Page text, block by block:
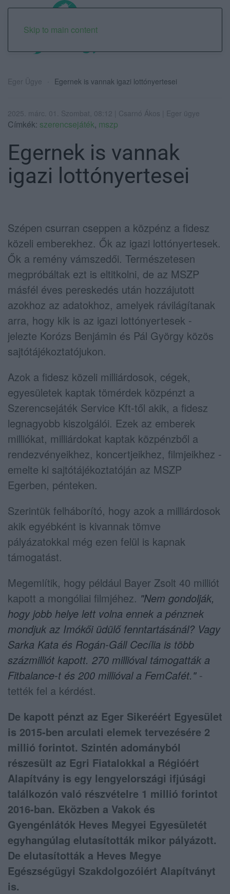
Skip to main content
Eger Ügye Egernek is vannak igazi lottónyertesei
2025. márc. 01. Szombat, 08:12 | Csarnó Ákos | Eger ügye
Címkék: szerencsejáték, mszp
Egernek is vannak
igazi lottónyertesei
Szépen csurran cseppen a közpénz a fidesz
közeli emberekhez. Ők az igazi lottónyertesek.
Ők a remény vámszedői. Természetesen
megpróbáltak ezt is eltitkolni, de az MSZP
másfél éves pereskedés után hozzájutott
azokhoz az adatokhoz, amelyek rávilágítanak
arra, hogy kik is az igazi lottónyertesek -
jelezte Korózs Benjámin és Pál György közös
sajtótájékoztatójukon.
Azok a fidesz közeli milliárdosok, cégek,
egyesületek kaptak tömérdek közpénzt a
Szerencsejáték Service Kft-től akik, a fidesz
legnagyobb kiszolgálói. Ezek az emberek
milliókat, milliárdokat kaptak közpénzből a
rendezvényeikhez, koncertjeikhez, filmjeikhez -
emelte ki sajtótájékoztatóján az MSZP
Egerben, pénteken.
Szerintük felháborító, hogy azok a milliárdosok
akik egyébként is kivannak tömve
pályázatokkal még ezen felül is kapnak
támogatást.
Megemlítik, hogy például Bayer Zsolt 40 milliót
kapott a mongóliai filmjéhez. "Nem gondolják,
hogy jobb helye lett volna ennek a pénznek
mondjuk az Imókői üdülő fenntartásánál? Vagy
Sarka Kata és Rogán-Gáll Cecília is több
százmilliót kapott. 270 millióval támogatták a
Fitbalance-t és 200 millióval a FemCafét."-
tették fel a kérdést.
De kapott pénzt az Eger Sikeréért Egyesület
is 2015-ben arculati elemek tervezésére 2
millió forintot. Szintén adományból
részesült az Egri Fiatalokkal a Régióért
Alapítvány is egy lengyelországi ifjúsági
találkozón való részvételre 1 millió forintot
2016-ban. Eközben a Vakok és
Gyengénlátók Heves Megyei Egyesületét
egyhangúlag elutasították mikor pályázott.
De elutasították a Heves Megye
Egészségügyi Szakdolgozóiért Alapítványt
is.